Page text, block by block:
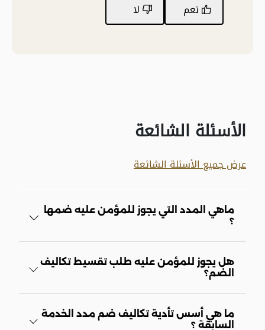
نعم لا
الأسئلة الشائعة
عرض جميع الأسئلة الشائعة
ماهي المدد التي يجوز للمؤمن عليه ضمها
؟
هل يجوز للمؤمن عليه طلب تقسيط تكاليف
الضم؟
ما هي أسس تأدية تكاليف ضم مدد الخدمة
السابقة ؟